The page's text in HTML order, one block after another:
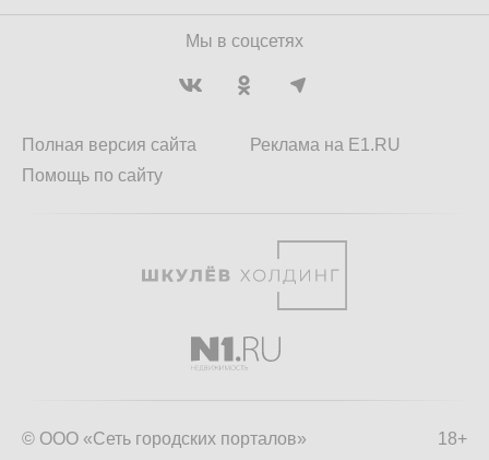
Мы в соцсетях
Полная версия сайта
Помощь по сайту
Реклама на E1.RU
18+
© ООО «Сеть городских порталов»